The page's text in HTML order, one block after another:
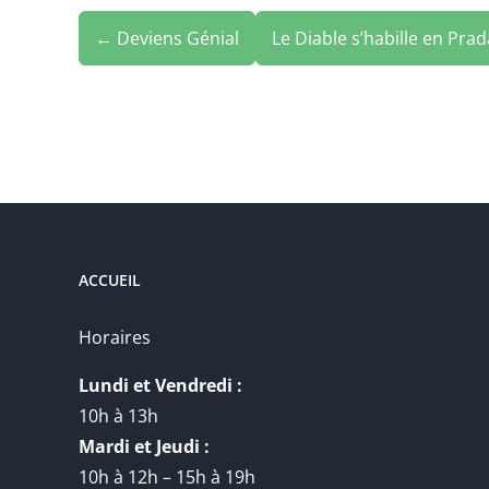
← Deviens Génial Le Diable s’habille en
ACCUEIL
Horaires
Lundi et Vendredi :
10h à 13h
Mardi et Jeudi :
10h à 12h – 15h à 19h